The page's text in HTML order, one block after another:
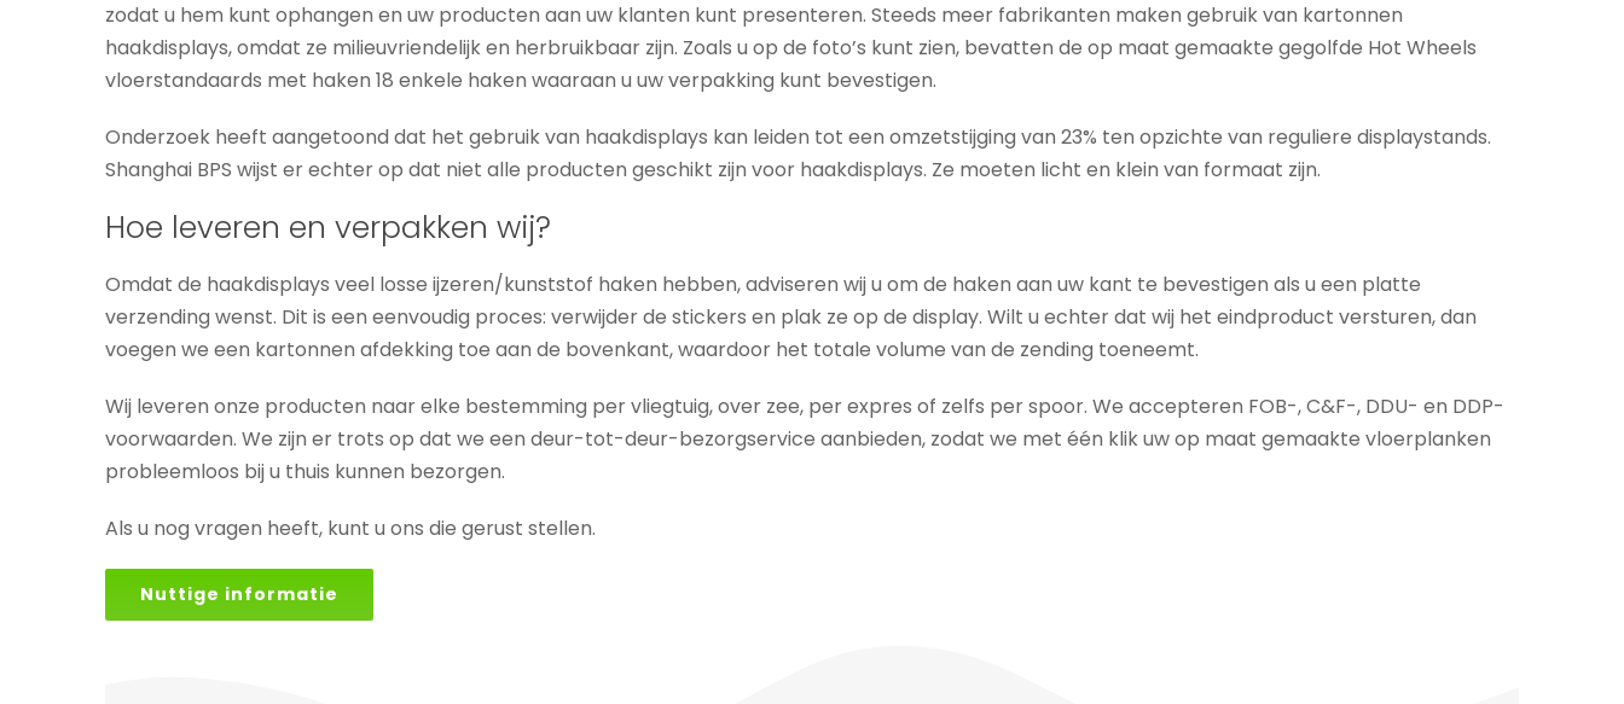
zodat u hem kunt ophangen en uw producten aan uw klanten kunt presenteren. Steeds meer fabrikanten maken gebruik van kartonnen
haakdisplays, omdat ze milieuvriendelijk en herbruikbaar zijn. Zoals u op de foto’s kunt zien, bevatten de op maat gemaakte gegolfde Hot Wheels
vloerstandaards met haken 18 enkele haken waaraan u uw verpakking kunt bevestigen.
Onderzoek heeft aangetoond dat het gebruik van haakdisplays kan leiden tot een omzetstijging van 23% ten opzichte van reguliere displaystands.
Shanghai BPS wijst er echter op dat niet alle producten geschikt zijn voor haakdisplays. Ze moeten licht en klein van formaat zijn.
Hoe leveren en verpakken wij?
Omdat de haakdisplays veel losse ijzeren/kunststof haken hebben, adviseren wij u om de haken aan uw kant te bevestigen als u een platte
verzending wenst. Dit is een eenvoudig proces: verwijder de stickers en plak ze op de display. Wilt u echter dat wij het eindproduct versturen, dan
voegen we een kartonnen afdekking toe aan de bovenkant, waardoor het totale volume van de zending toeneemt.
Wij leveren onze producten naar elke bestemming per vliegtuig, over zee, per expres of zelfs per spoor. We accepteren FOB-, C&F-, DDU- en DDP-
voorwaarden. We zijn er trots op dat we een deur-tot-deur-bezorgservice aanbieden, zodat we met één klik uw op maat gemaakte vloerplanken
probleemloos bij u thuis kunnen bezorgen.
Als u nog vragen heeft, kunt u ons die gerust stellen.
Nuttige informatie